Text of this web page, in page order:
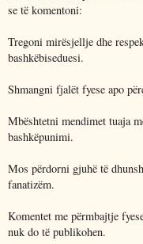
se të komentoni:
Tregoni mirësjellje dhe
bashkëbiseduesi.
Shmangni fjalët fyese apo
Mbështetni mendimet tuaja
bashkëpunimi.
Mos përdorni gjuhë të
fanatizëm.
Komentet me përmbajtje
nuk do të publikohen.